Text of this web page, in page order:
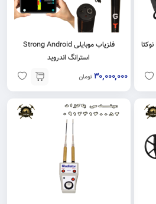
پین پوینتر Nokta Ultra Scanner نوکتا
فلزیاب موبایلی Strong Android
استرانگ اندروید
۳۰,۰۰۰,۰۰۰ تومان